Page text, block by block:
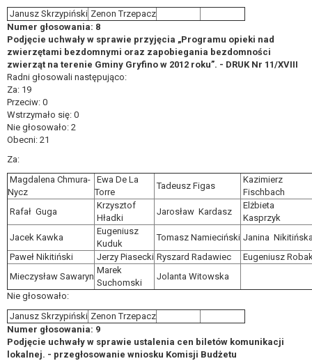
Janusz Skrzypiński Zenon Trzepacz
Numer głosowania: 8
Podjęcie uchwały w sprawie przyjęcia „Programu opieki nad
zwierzętami bezdomnymi oraz zapobiegania bezdomności
zwierząt na terenie Gminy Gryfino w 2012 roku”. - DRUK Nr 11/XVIII
Radni głosowali następująco:
Za: 19
Przeciw: 0
Wstrzymało się: 0
Nie głosowało: 2
Obecni: 21
Za:
Magdalena Chmura-
Nycz
Ewa De La
Torre
Tadeusz Figas
Kazimierz
Fischbach
Rafał Guga
Krzysztof
Hładki
Jarosław Kardasz
Elżbieta
Kasprzyk
Jacek Kawka
Eugeniusz
Kuduk
Tomasz Namieciński Janina
Paweł Nikitiński
Jerzy Piasecki Ryszard Radawiec
Eugeniusz
Mieczysław Sawaryn
Marek
Suchomski
Jolanta Witowska
Nie głosowało:
Janusz Skrzypiński Zenon Trzepacz
Numer głosowania: 9
Podjęcie uchwały w sprawie ustalenia cen biletów komunikacji
lokalnej. - przegłosowanie wniosku Komisji Budżetu